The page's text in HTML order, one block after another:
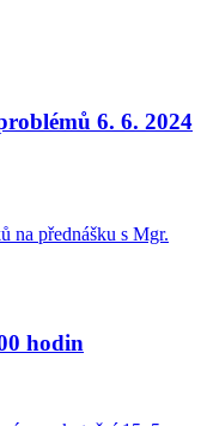
6. 6. 2024
na přednášku s Mgr.
hodin